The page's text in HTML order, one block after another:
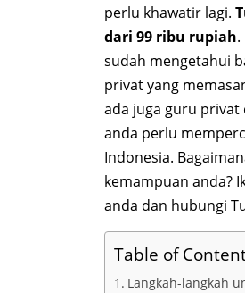
perlu khawatir lagi.
dari 99 ribu rupiah
sudah mengetahui
privat yang
ada juga guru privat
anda perlu
Indonesia.
kemampuan anda?
anda dan hubungi
Table of
Langkah-langkah